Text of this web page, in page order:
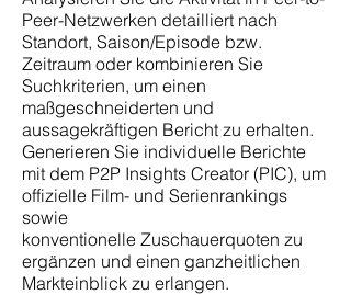
Peer-Netzwerken detailliert nach
Standort, Saison/Episode bzw.
Zeitraum oder kombinieren Sie
Suchkriterien, um einen
maßgeschneiderten und
aussagekräftigen Bericht zu erhalten.
Generieren Sie individuelle Berichte
mit dem P2P Insights Creator (PIC), um
offizielle Film- und Serienrankings
sowie
konventionelle Zuschauerquoten zu
ergänzen und einen ganzheitlichen
Markteinblick zu erlangen.